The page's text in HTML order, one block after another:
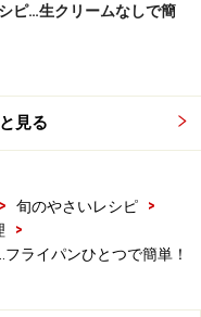
ピ…生クリームなしで簡
見る
> 旬のやさいレシピ
>
>
ライパンひとつで簡単！